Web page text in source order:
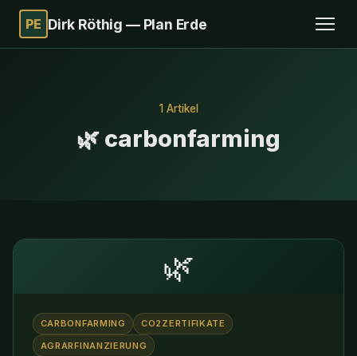
PE Dirk Röthig — Plan Erde
1 Artikel
🌿 carbonfarming
🌿
CARBONFARMING
CO2ZERTIFIKATE
AGRARFINANZIERUNG